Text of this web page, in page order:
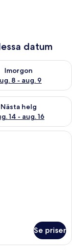
datum
- aug. 8
Imorgon
8 - aug. 9
tillgängligheten
aug. 7 - aug. 9
Nästa helg
14 - aug. 16
tillgängligheten
med högt i
Se priser